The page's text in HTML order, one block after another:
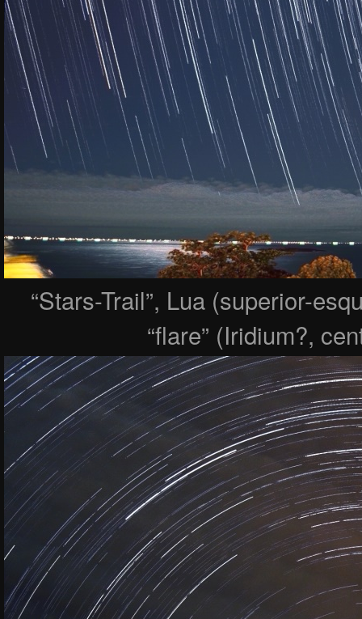
“Stars-Trail”, Lua (superior-
“flare” (Iridium?,